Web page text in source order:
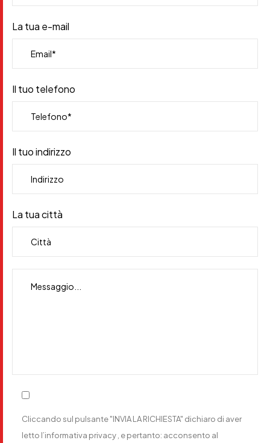
La tua e-mail
Il tuo telefono
Il tuo indirizzo
La tua città
Cliccando sul pulsante "INVIA LA RICHIESTA" dichiaro di aver
letto l’informativa privacy , e pertanto: acconsento al